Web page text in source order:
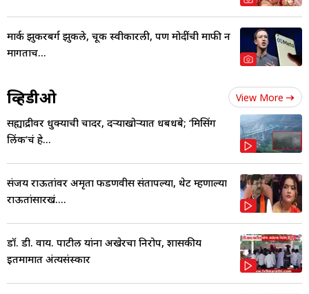
मार्क झुकरबर्ग झुकले, चूक स्वीकारली, पण मोदींची माफी न
मागताच...
व्हिडीओ View More
सह्याद्रीवर धुक्याची चादर, दऱ्याखोऱ्यात धबधबे; ‘मिसिंग
लिंक’चं हे...
संजय राऊतांवर अमृता फडणवीस संतापल्या, थेट म्हणाल्या
राऊतांसारखं....
डॉ. डी. वाय. पाटील यांना अखेरचा निरोप, शासकीय
इतमामात अंत्यसंस्कार